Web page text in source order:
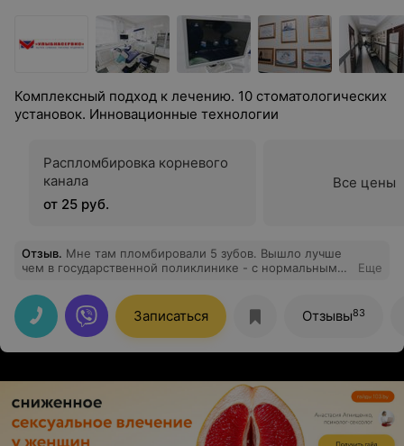
Комплексный подход к лечению. 10 стоматологических
установок. Инновационные технологии
Распломбировка корневого
канала
от 25 руб.
Все цены
Отзыв. Мне там пломбировали 5 зубов. Вышло лучше
чем в государственной поликлинике - с нормальным
несколько лет остаются на нужных местах
Еще
Записаться Отзывы83